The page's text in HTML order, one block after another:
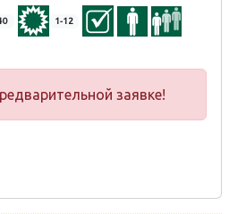
– horse items
1-12
заявке!